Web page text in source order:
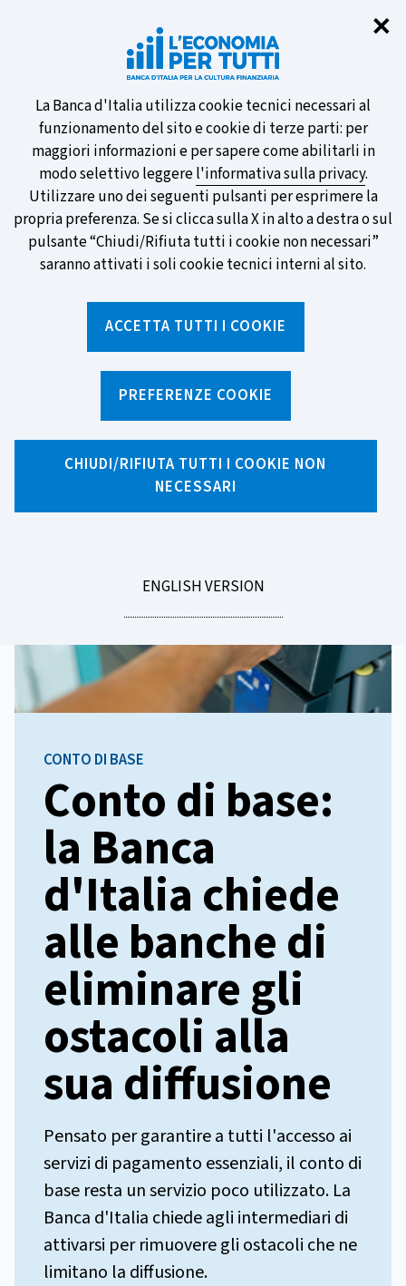
✕
Informativa
sui
cookie
La Banca d'Italia utilizza cookie tecnici necessari al
funzionamento del sito e cookie di terze parti: per
maggiori informazioni e per sapere come abilitarli in
modo selettivo leggerel'informativa sulla privacy.
Utilizzare uno dei seguenti pulsanti per esprimere la
propria preferenza. Se si clicca sulla X in alto a destra o sul
pulsante “Chiudi/Rifiuta tutti i cookie non necessari”
saranno attivati i soli cookie tecnici interni al sito.
ACCETTA TUTTI I COOKIE
PREFERENZE COOKIE
CHIUDI/RIFIUTA TUTTI I COOKIE NON
NECESSARI
GO
ENGLISH VERSION
Partecipa al sondaggio della BCE
sulle nuove banconote e vota la tua
preferita!
SCOPRI DI PIÙ
Homepage
CONTO DI BASE
Conto di base:
la Banca
d'Italia chiede
alle banche di
eliminare gli
ostacoli alla
sua diffusione
Pensato per garantire a tutti l'accesso ai
servizi di pagamento essenziali, il conto di
base resta un servizio poco utilizzato. La
Banca d'Italia chiede agli intermediari di
attivarsi per rimuovere gli ostacoli che ne
limitano la diffusione.